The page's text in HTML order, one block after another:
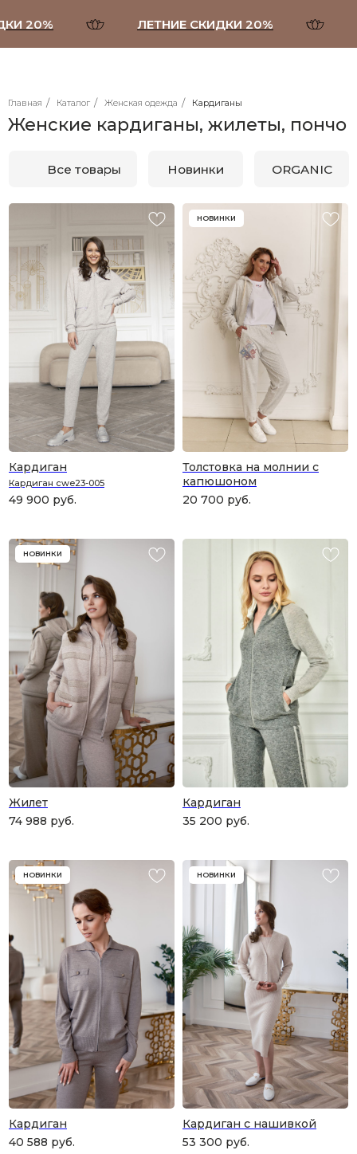
ЛЕТНИЕ СКИДКИ 20%
Главная / Каталог / Женская одежда / Кардиганы
Женские кардиганы, жилеты, пончо
Брюки, шорты
ORGANIC
Новинки
Все товары
Кардиган
Кардиган cwe23-005
49 900 руб.
НОВИНКИ
Толстовка на молнии с
капюшоном
20 700 руб.
НОВИНКИ
Жилет
74 988 руб.
Кардиган
35 200 руб.
НОВИНКИ
Кардиган
40 588 руб.
НОВИНКИ
Кардиган с нашивкой
53 300 руб.